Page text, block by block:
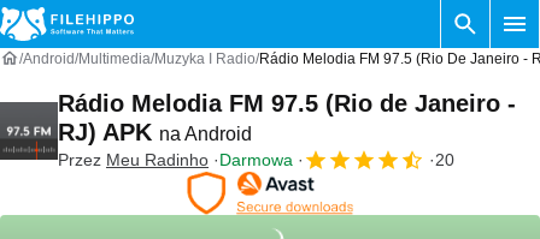
Android Multimedia Muzyka I Radio Rádio Melodia FM 97.5 (Rio De Janeiro -
Rádio Melodia FM 97.5 (Rio de Janeiro -
RJ) APK na Android
Przez Meu Radinho Darmowa 20